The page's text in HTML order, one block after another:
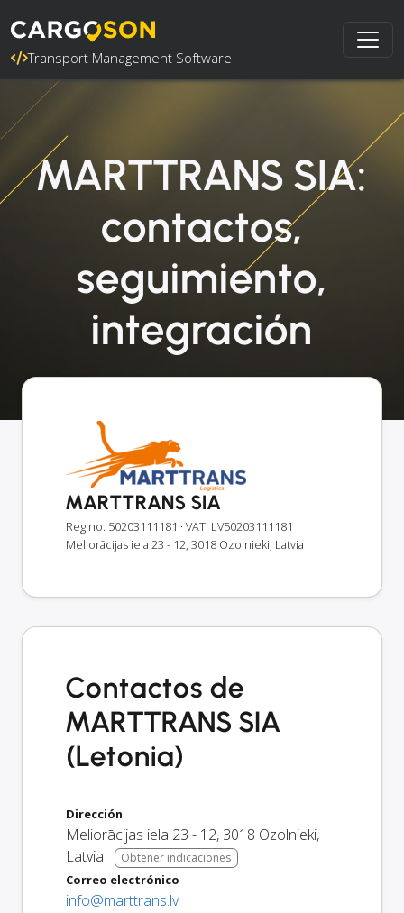
Transport Management Software
MARTTRANS SIA:
contactos,
seguimiento,
integración
MARTTRANS SIA
Reg no: 50203111181 · VAT: LV50203111181
Meliorācijas iela 23 - 12, 3018 Ozolnieki, Latvia
Contactos de
MARTTRANS SIA
(Letonia)
Dirección
Meliorācijas iela 23 - 12, 3018 Ozolnieki,
Latvia
Obtener indicaciones
Correo electrónico
info@marttrans.lv